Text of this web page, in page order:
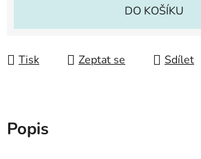
DO KOŠÍKU
Tisk Zeptat se Sdílet
Popis